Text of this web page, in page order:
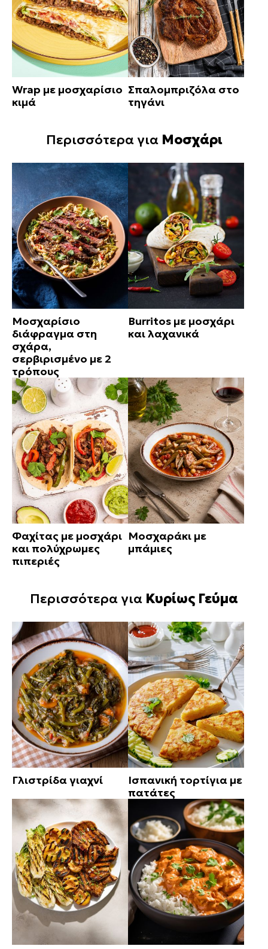
Wrap με μοσχαρίσιο
κιμά
Σπαλομπριζόλα στο
τηγάνι
Περισσότερα για Μοσχάρι
Μοσχαρίσιο
διάφραγμα στη
σχάρα,
σερβιρισμένο με 2
τρόπους
Burritos με μοσχάρι
και λαχανικά
Φαχίτας με μοσχάρι
και πολύχρωμες
πιπεριές
Μοσχαράκι με
μπάμιες
Περισσότερα για Κυρίως Γεύμα
Γλιστρίδα γιαχνί
Ισπανική τορτίγια με
πατάτες